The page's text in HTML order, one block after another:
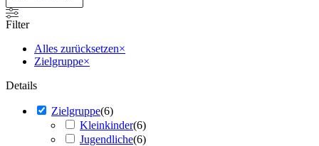
Filter
Alles zurücksetzen×
Zielgruppe×
Details
Zielgruppe(6)
Kleinkinder(6)
Jugendliche(6)